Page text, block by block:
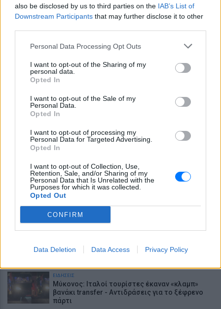
also be disclosed by us to third parties on the IAB’s List of
Downstream Participants that may further disclose it to other
Personal Data Processing Opt Outs
I want to opt-out of the Sharing of my
personal data.
Opted In
I want to opt-out of the Sale of my
Personal Data.
Opted In
I want to opt-out of processing my
Personal Data for Targeted Advertising.
Opted In
I want to opt-out of Collection, Use,
Retention, Sale, and/or Sharing of my
Personal Data that Is Unrelated with the
Purposes for which it was collected.
Opted Out
CONFIRM
Data Deletion Data Access Privacy Policy
LIFESTYLE
Νεαρός στο λιμάνι του Πειραιά: «Πάω
διακοπές έναν μήνα» - Η απίθανη ατάκα στην
κάμερα του MEGA
ΕΙΔΗΣΕΙΣ
Μαραντόνα: «Ήταν πρησμένος, δεν σηκωνόταν
από το κρεβάτι και είχε παραιτηθεί» – Τι
αποκάλυψε ο μασέρ του στη δίκη
ΕΙΔΗΣΕΙΣ
Ευζώνους: Μαζική άφιξη τουριστών από τα
Βαλκάνια
Συνελήφθη για φόνο στο Λονδίνο, αφέθηκε
ελεύθερος και σκότωσε ξανά – Η αστυνομία
ζητά συγγνώμη
Τα ζώδια σήμερα 8/8: Κάνε κάτι διαφορετικό
Marfin: Επιμένει ο δικηγόρος της 46χρονης για
την ταυτοποίηση
«Δεν δεχόμαστε τελεσίγραφα»: Η απάντηση
της Ιταλίας στην Ισπανία
ΕΙΔΗΣΕΙΣ
Μύκονος: Ιταλοί τουρίστες έκαναν «κλαμπ»
βανάκι transfer - Αντιδράσεις για το ξέφρενο
πάρτι